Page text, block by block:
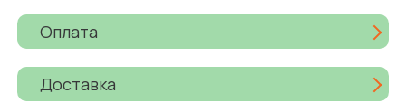
Оплата
Доставка